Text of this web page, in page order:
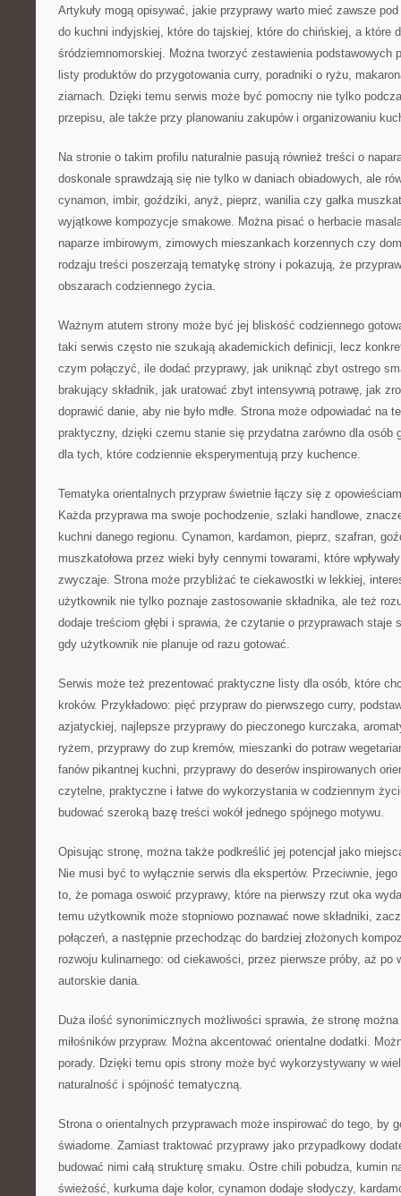
Artykuły mogą opisywać, jakie przyprawy warto mieć zawsze
do kuchni indyjskiej, które do tajskiej, które do chińskiej, a które
śródziemnomorskiej. Można tworzyć zestawienia podstawowych
listy produktów do przygotowania curry, poradniki o ryżu,
ziarnach. Dzięki temu serwis może być pomocny nie tylko
przepisu, ale także przy planowaniu zakupów i organizowaniu
Na stronie o takim profilu naturalnie pasują również treści o
doskonale sprawdzają się nie tylko w daniach obiadowych, ale
cynamon, imbir, goździki, anyż, pieprz, wanilia czy gałka
wyjątkowe kompozycje smakowe. Można pisać o herbacie
naparze imbirowym, zimowych mieszankach korzennych czy
rodzaju treści poszerzają tematykę strony i pokazują, że
obszarach codziennego życia.
Ważnym atutem strony może być jej bliskość codziennego
taki serwis często nie szukają akademickich definicji, lecz
czym połączyć, ile dodać przyprawy, jak uniknąć zbyt ostrego
brakujący składnik, jak uratować zbyt intensywną potrawę, jak
doprawić danie, aby nie było mdłe. Strona może odpowiadać na
praktyczny, dzięki czemu stanie się przydatna zarówno dla osób
dla tych, które codziennie eksperymentują przy kuchence.
Tematyka orientalnych przypraw świetnie łączy się z
Każda przyprawa ma swoje pochodzenie, szlaki handlowe,
kuchni danego regionu. Cynamon, kardamon, pieprz, szafran,
muszkatołowa przez wieki były cennymi towarami, które
zwyczaje. Strona może przybliżać te ciekawostki w lekkiej,
użytkownik nie tylko poznaje zastosowanie składnika, ale też
dodaje treściom głębi i sprawia, że czytanie o przyprawach staje
gdy użytkownik nie planuje od razu gotować.
Serwis może też prezentować praktyczne listy dla osób, które
kroków. Przykładowo: pięć przypraw do pierwszego curry,
azjatyckiej, najlepsze przyprawy do pieczonego kurczaka,
ryżem, przyprawy do zup kremów, mieszanki do potraw
fanów pikantnej kuchni, przyprawy do deserów inspirowanych
czytelne, praktyczne i łatwe do wykorzystania w codziennym
budować szeroką bazę treści wokół jednego spójnego motywu.
Opisując stronę, można także podkreślić jej potencjał jako
Nie musi być to wyłącznie serwis dla ekspertów. Przeciwnie,
to, że pomaga oswoić przyprawy, które na pierwszy rzut oka
temu użytkownik może stopniowo poznawać nowe składniki,
połączeń, a następnie przechodząc do bardziej złożonych
rozwoju kulinarnego: od ciekawości, przez pierwsze próby, aż po
autorskie dania.
Duża ilość synonimicznych możliwości sprawia, że stronę
miłośników przypraw. Można akcentować orientalne dodatki.
porady. Dzięki temu opis strony może być wykorzystywany w
naturalność i spójność tematyczną.
Strona o orientalnych przyprawach może inspirować do tego, by
świadome. Zamiast traktować przyprawy jako przypadkowy
budować nimi całą strukturę smaku. Ostre chili pobudza, kumin
świeżość, kurkuma daje kolor, cynamon dodaje słodyczy,